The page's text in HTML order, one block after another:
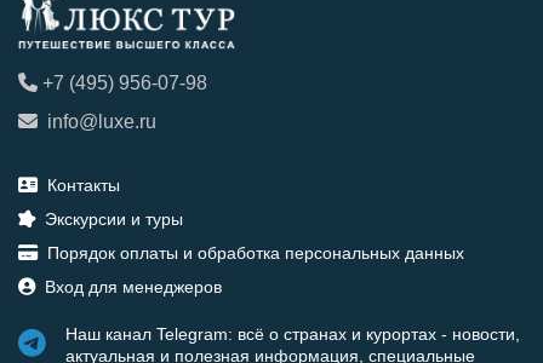
+7 (495) 956-07-98
info@luxe.ru
Контакты
Экскурсии и туры
Порядок оплаты и обработка персональных данных
Вход для менеджеров
Наш канал Telegram: всё о странах и курортах - новости,
актуальная и полезная информация, специальные